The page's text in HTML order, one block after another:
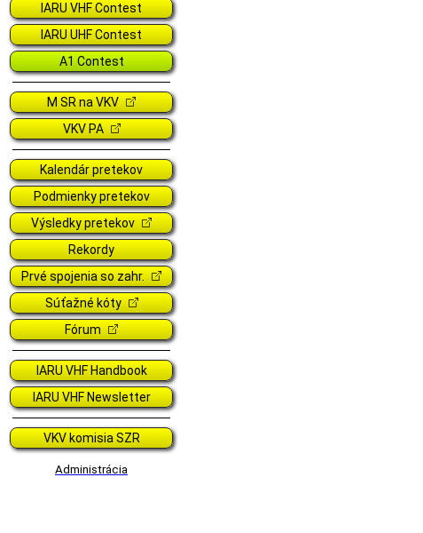
IARU VHF Contest
IARU UHF Contest
A1 Contest
M SR na VKV
VKV PA
Kalendár pretekov
Podmienky pretekov
Výsledky pretekov
Rekordy
Prvé spojenia so zahr.
Súťažné kóty
Fórum
IARU VHF Handbook
IARU VHF Newsletter
VKV komisia SZR
Administrácia